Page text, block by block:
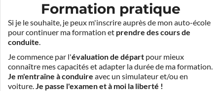
Formation pratique
Si je le souhaite, je peux m'inscrire auprès de mon auto-école
pour continuer ma formation et prendre des cours de
conduite.
Je commence par l'évaluation de départ pour mieux
connaître mes capacités et adapter la durée de ma formation.
Je m'entraîne à conduire avec un simulateur et/ou en
voiture.Je passe l'examen et à moi la liberté !